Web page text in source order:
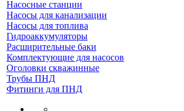
Насосные станции
Насосы для канализации
Насосы для топлива
Гидроаккумуляторы
Расширительные баки
Комплектующие для насосов
Оголовки скважинные
Трубы ПНД
Фитинги для ПНД